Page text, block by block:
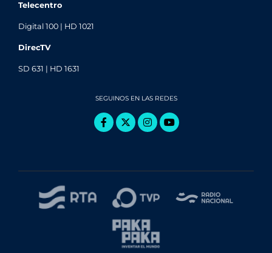
Telecentro
Digital 100 | HD 1021
DirecTV
SD 631 | HD 1631
SEGUINOS EN LAS REDES